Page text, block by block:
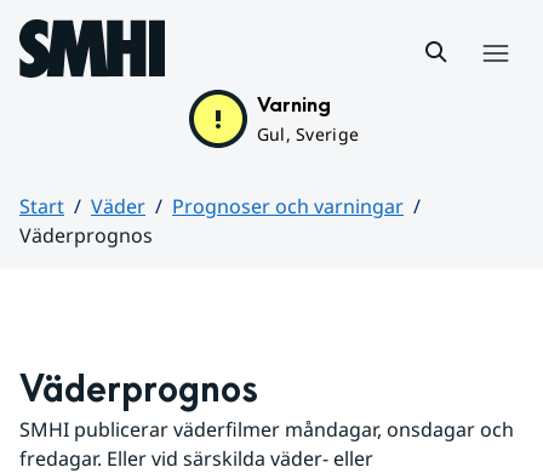
Hoppa till sidans innehåll
Varning
Gul, Sverige
Start Väder
Prognoser och varningar
Väderprognos
Väderprognos
SMHI publicerar väderfilmer måndagar, onsdagar och
fredagar. Eller vid särskilda väder- eller